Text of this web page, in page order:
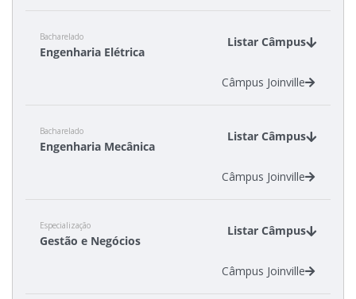
Bacharelado
Engenharia Elétrica
Listar Câmpus
Câmpus Joinville
Bacharelado
Engenharia Mecânica
Listar Câmpus
Câmpus Joinville
Especialização
Gestão e Negócios
Listar Câmpus
Câmpus Joinville